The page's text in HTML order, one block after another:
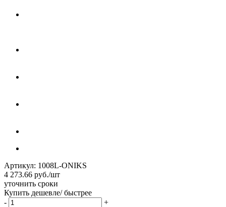
Артикул: 1008L-ONIKS
4 273.66 руб./шт
уточнить сроки
Купить дешевле/ быстрее
-
+